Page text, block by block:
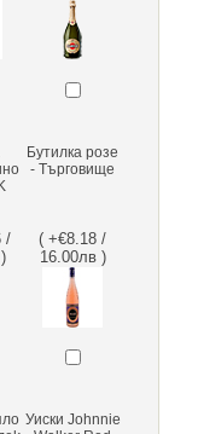
/
Бутилка розе
- Търговище
( +€8.18 /
16.00лв )
Уиски Johnnie